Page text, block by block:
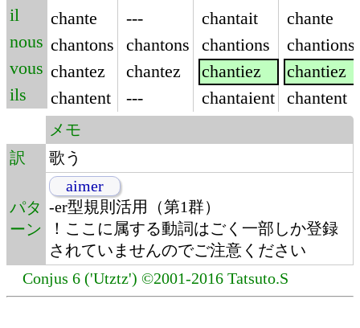
il
nous
vous
ils
chante
chantons
chantez
chantent
---
chantons
chantez
---
chantait
chantions
chantiez
chantaient
chante
chantions
chantiez
chantent
メモ
訳
歌う
パタ
ーン
aimer
-er型規則活用（第1群）
！ここに属する動詞はごく一部しか登録
されていませんのでご注意ください
Conjus 6 ('Utztz') ©2001-2016 Tatsuto.S